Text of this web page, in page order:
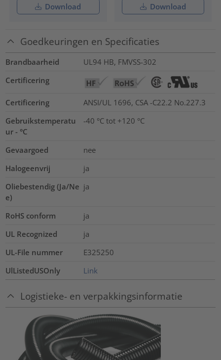
Download Download
Goedkeuringen en Specificaties
Brandbaarheid
UL94 HB, FMVSS-302
Certificering
Certificering
ANSI/UL 1696, CSA -C22.2 No.227.3
Gebruikstemperatu
ur - °C
-40 °C tot +120 °C
Gevaargoed
nee
Halogeenvrij
ja
Oliebestendig (Ja/Ne
e)
ja
RoHS conform
ja
UL Recognized
ja
UL-File nummer
E325250
UlListedUSOnly
Link
Logistieke- en verpakkingsinformatie